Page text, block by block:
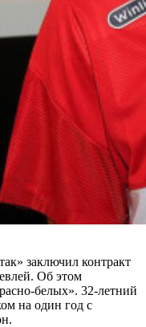
заключил контракт
Об этом
белых». 32-летний
на один год с